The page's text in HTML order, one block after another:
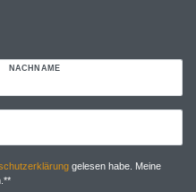
NACHNAME
gelesen habe. Meine